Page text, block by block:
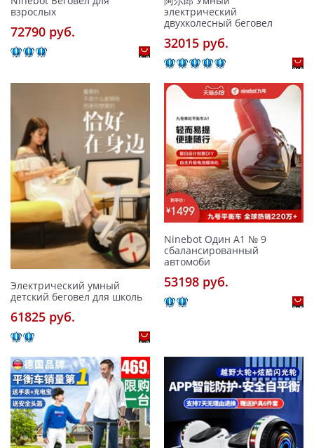
взрослых
72790 pуб.
электрический
двухколесный беговел
32015 pуб.
Электрический умный
детский беговел для школь
61825 pуб.
Ninebot Один A1 № 9
сбалансированный
автомоби
53198 pуб.